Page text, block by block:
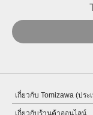
เกี่ยวกับ Tomizawa (ประ
เกี่ยวกับร้านค้าออนไลน์